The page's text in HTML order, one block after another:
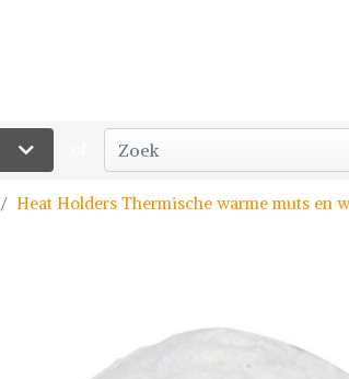
Heat Holders Thermische warme muts en